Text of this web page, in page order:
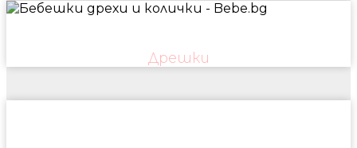
Дрешки